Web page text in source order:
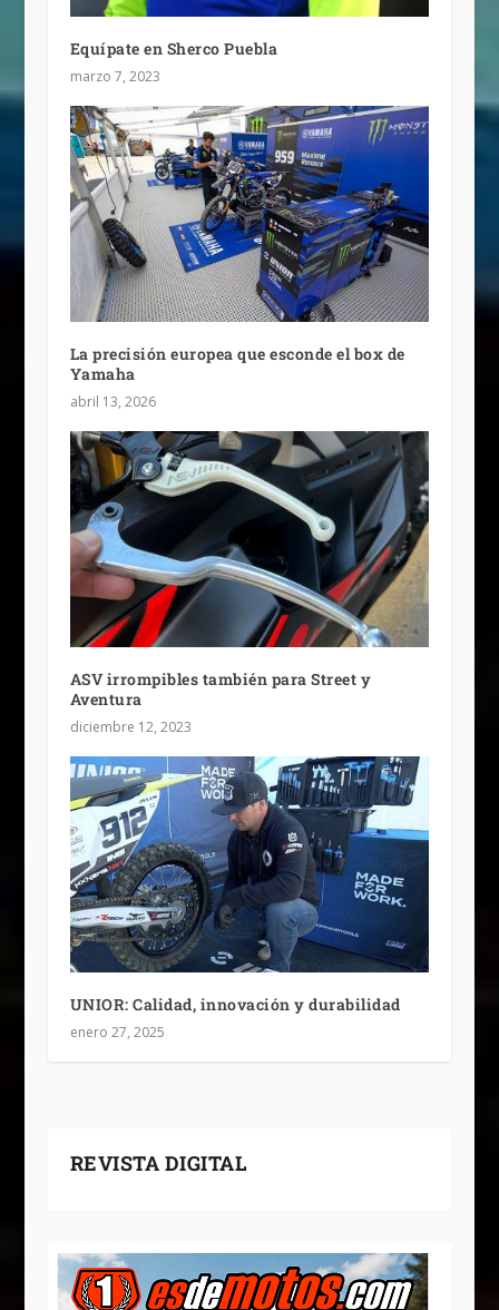
Equípate en Sherco Puebla
marzo 7, 2023
La precisión europea que esconde el box de
Yamaha
abril 13, 2026
ASV irrompibles también para Street y
Aventura
diciembre 12, 2023
UNIOR: Calidad, innovación y durabilidad
enero 27, 2025
REVISTA DIGITAL